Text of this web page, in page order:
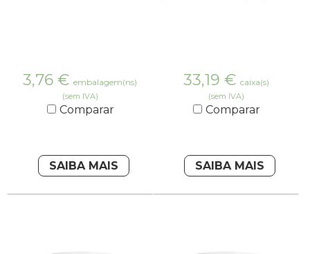
3,76 € embalagem(ns)
(sem IVA)
Comparar
SAIBA MAIS
33,19 € caixa(s)
(sem IVA)
Comparar
SAIBA MAIS